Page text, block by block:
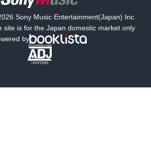
海外小説
SF
文学
Sony Music Entertainment(Japan) Inc.
site is for the Japan domestic market only
by